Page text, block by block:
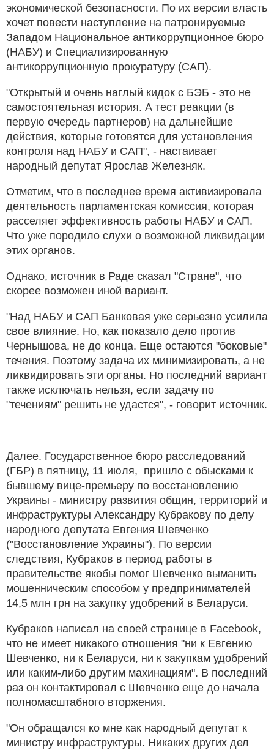
экономической безопасности. По их версии власть
хочет повести наступление на патронируемые
Западом Национальное антикоррупционное бюро
(НАБУ) и Специализированную
антикоррупционную прокуратуру (САП).
"Открытый и очень наглый кидок с БЭБ - это не
самостоятельная история. А тест реакции (в
первую очередь партнеров) на дальнейшие
действия, которые готовятся для установления
контроля над НАБУ и САП", - настаивает
народный депутат Ярослав Железняк.
Отметим, что в последнее время активизировала
деятельность парламентская комиссия, которая
расселяет эффективность работы НАБУ и САП.
Что уже породило слухи о возможной ликвидации
этих органов.
Однако, источник в Раде сказал "Стране", что
скорее возможен иной вариант.
"Над НАБУ и САП Банковая уже серьезно усилила
свое влияние. Но, как показало дело против
Чернышова, не до конца. Еще остаются "боковые"
течения. Поэтому задача их минимизировать, а не
ликвидировать эти органы. Но последний вариант
также исключать нельзя, если задачу по
"течениям" решить не удастся", - говорит источник.
Далее. Государственное бюро расследований
(ГБР) в пятницу, 11 июля, пришло с обысками к
бывшему вице-премьеру по восстановлению
Украины - министру развития общин, территорий и
инфраструктуры Александру Кубракову по делу
народного депутата Евгения Шевченко
("Восстановление Украины"). По версии
следствия, Кубраков в период работы в
правительстве якобы помог Шевченко выманить
мошенническим способом у предпринимателей
14,5 млн грн на закупку удобрений в Беларуси.
Кубраков написал на своей странице в Facebook,
что не имеет никакого отношения "ни к Евгению
Шевченко, ни к Беларуси, ни к закупкам удобрений
или каким-либо другим махинациям". В последний
раз он контактировал с Шевченко еще до начала
полномасштабного вторжения.
"Он обращался ко мне как народный депутат к
министру инфраструктуры. Никаких других дел